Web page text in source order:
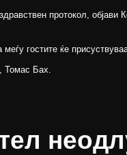
протокол, објави
меѓу гостите ќе
Бах.